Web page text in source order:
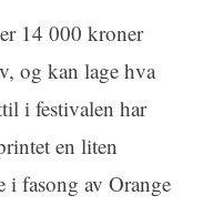
14 000 kroner
og kan lage hva
i festivalen har
en liten
i fasong av Orange